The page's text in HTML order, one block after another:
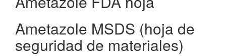
Ametazole MSDS (hoja de
seguridad de materiales)